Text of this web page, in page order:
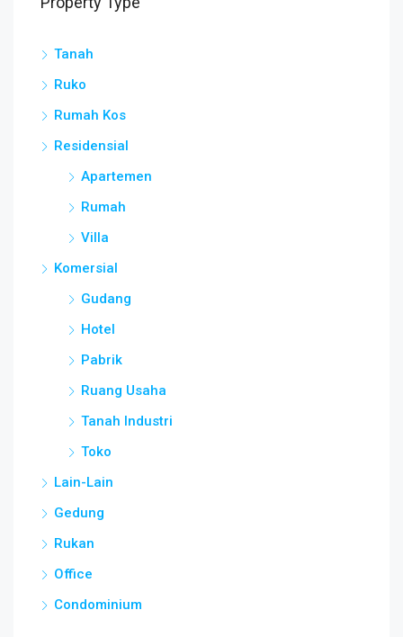
Tanah
Ruko
Rumah Kos
Residensial
Apartemen
Rumah
Villa
Komersial
Gudang
Hotel
Pabrik
Ruang Usaha
Tanah Industri
Toko
Lain-Lain
Gedung
Rukan
Office
Condominium